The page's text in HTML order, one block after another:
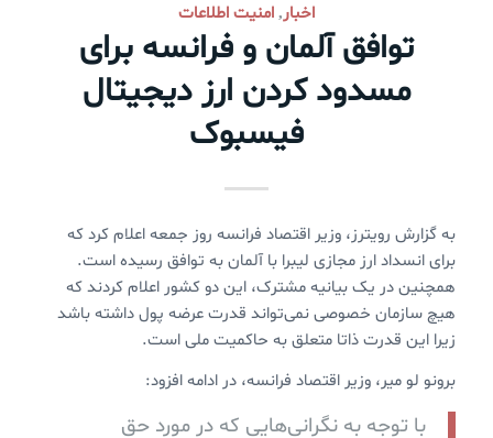
اخبار, امنیت اطلاعات
توافق آلمان و فرانسه برای
مسدود کردن ارز دیجیتال
فیسبوک
به گزارش رویترز، وزیر اقتصاد فرانسه روز جمعه اعلام کرد که
برای انسداد ارز مجازی لیبرا با آلمان به توافق رسیده است.
همچنین در یک بیانیه مشترک، این دو کشور اعلام کردند که
هیچ سازمان خصوصی نمی‌تواند قدرت عرضه پول داشته باشد
زیرا این قدرت ذاتا متعلق به حاکمیت ملی است.
برونو لو میر، وزیر اقتصاد فرانسه، در ادامه افزود:
با توجه به نگرانی‌هایی که در مورد حق